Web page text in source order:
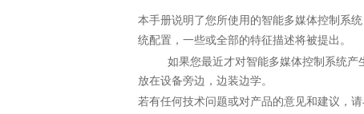
本手册说明了您所使用的智能多媒体控制系统
统配置，一些或全部的特征描述将被提出。
如果您最近才对智能多媒体控制系统
放在设备旁边，边装边学。
若有任何技术问题或对产品的意见和建议，